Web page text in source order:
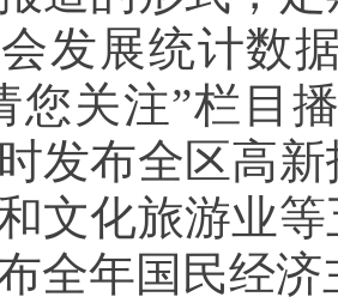
发展统计数
您关注”栏目
发布全区高
文化旅游业
全年国民经